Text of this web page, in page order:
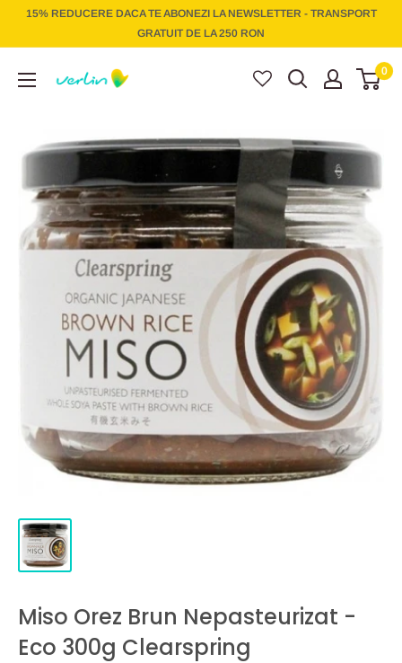
15% REDUCERE DACA TE ABONEZI LA NEWSLETTER - TRANSPORT
GRATUIT DE LA 250 RON
0
Miso Orez Brun Nepasteurizat -
Eco 300g Clearspring